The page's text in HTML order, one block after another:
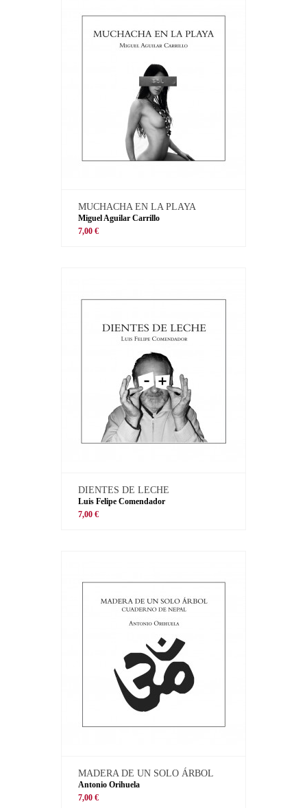
MUCHACHA EN LA PLAYA
Miguel Aguilar Carrillo
7,00 €
DIENTES DE LECHE
Luis Felipe Comendador
7,00 €
MADERA DE UN SOLO ÁRBOL
Antonio Orihuela
7,00 €